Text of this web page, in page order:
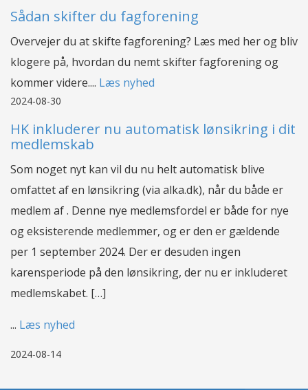
Sådan skifter du fagforening
Overvejer du at skifte fagforening? Læs med her og bliv
klogere på, hvordan du nemt skifter fagforening og
kommer videre.... Læs nyhed
2024-08-30
HK inkluderer nu automatisk lønsikring i dit
medlemskab
Som noget nyt kan vil du nu helt automatisk blive
omfattet af en lønsikring (via alka.dk), når du både er
medlem af . Denne nye medlemsfordel er både for nye
og eksisterende medlemmer, og er den er gældende
per 1 september 2024. Der er desuden ingen
karensperiode på den lønsikring, der nu er inkluderet
medlemskabet. […]
... Læs nyhed
2024-08-14